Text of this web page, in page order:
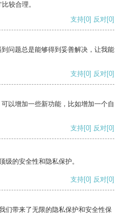
较合理。
支持[0] 反对[0]
问题总是能够得到妥善解决，让我能
支持[0] 反对[0]
以增加一些新功能，比如增加一个自
支持[0] 反对[0]
级的安全性和隐私保护。
支持[0] 反对[0]
们带来了无限的隐私保护和安全性保